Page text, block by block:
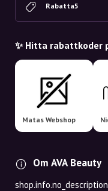
Rabatta5
✨ Hitta rabattkoder
Matas Webshop
Om AVA Beauty
shop.info.no_description